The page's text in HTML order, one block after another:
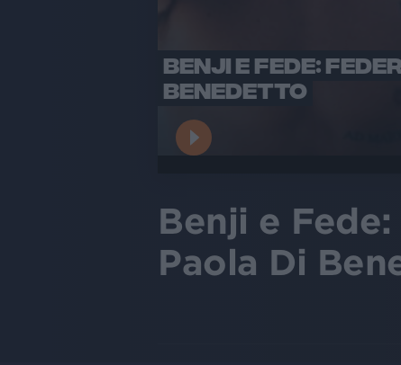
BENJI E FEDE:
BENEDETTO
Benji e
Paola Di